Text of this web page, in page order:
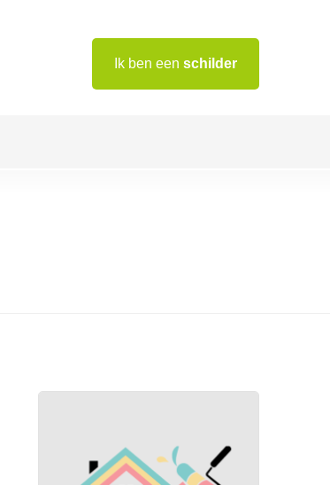
Ik ben een schilder